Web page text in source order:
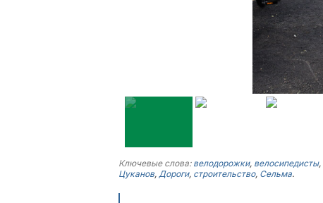
Ключевые слова: велодорожки, велосипедисты,
Цуканов, Дороги, строительство, Сельма.